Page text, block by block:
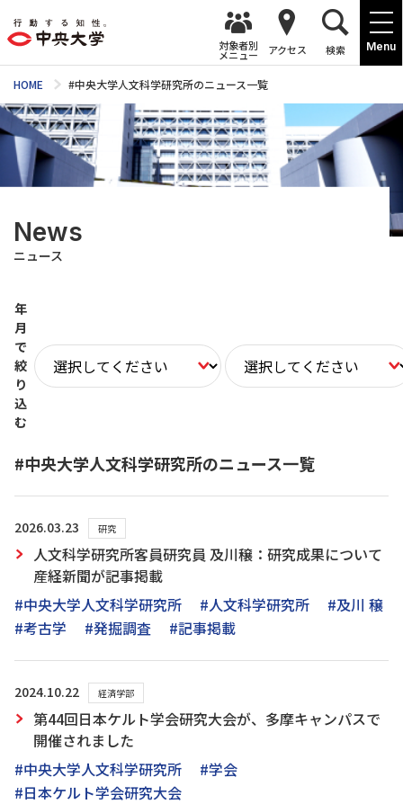
Menu
対象者別
メニュー アクセス 検索
HOME #中央大学人文科学研究所のニュース一覧
News
ニュース
年
月
で
絞
り
込
む
#中央大学人文科学研究所のニュース一覧
2026.03.23 研究
人文科学研究所客員研究員 及川穣：研究成果について
産経新聞が記事掲載
#中央大学人文科学研究所
#人文科学研究所
#及川 穣
#考古学
#発掘調査 #記事掲載
2024.10.22 経済学部
第44回日本ケルト学会研究大会が、多摩キャンパスで
開催されました
#中央大学人文科学研究所
#学会
#日本ケルト学会研究大会